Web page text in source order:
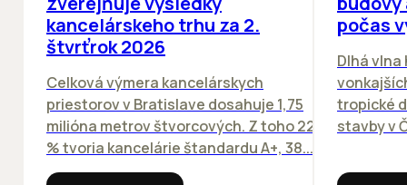
kancelárskeho trhu za 2.
štvrťrok 2026
Celková výmera kancelárskych
priestorov v Bratislave dosahuje 1,75
milióna metrov štvorcových. Z toho 22
% tvoria kancelárie štandardu A+, 38...
počas
Dlhá
tropické
stavby v